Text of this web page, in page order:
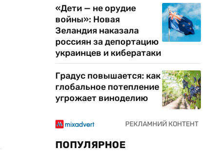
«Дети — не орудие
войны»: Новая
Зеландия наказала
россиян за депортацию
украинцев и кибератаки
Градус повышается: как
глобальное потепление
угрожает виноделию
ПОПУЛЯРНОЕ